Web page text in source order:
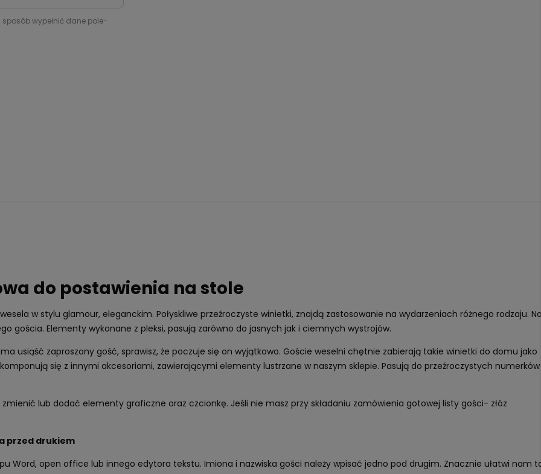
wypełnić dane pole-
do postawienia na stole
w stylu glamour, eleganckim. Połyskliwe przeźroczyste winietki, znajdą zastosowanie na wydarzeniach różnego rodzaju.
gościa. Elementy wykonane z pleksi, pasują zarówno do jasnych jak i ciemnych wystrojów.
usiąść zaproszony gość, sprawisz, że poczuje się on wyjątkowo. Goście weselni chętnie zabierają takie winietki do domu jako
się z innymi akcesoriami, zawierającymi elementy lustrzane w naszym sklepie. Pasują do przeźroczystych
lub dodać elementy graficzne oraz czcionkę. Jeśli nie masz przy składaniu zamówienia gotowej listy gości- złóz
przed drukiem
Word, open office lub innego edytora tekstu. Imiona i nazwiska gości należy wpisać jedno pod drugim. Znacznie ułatwi nam